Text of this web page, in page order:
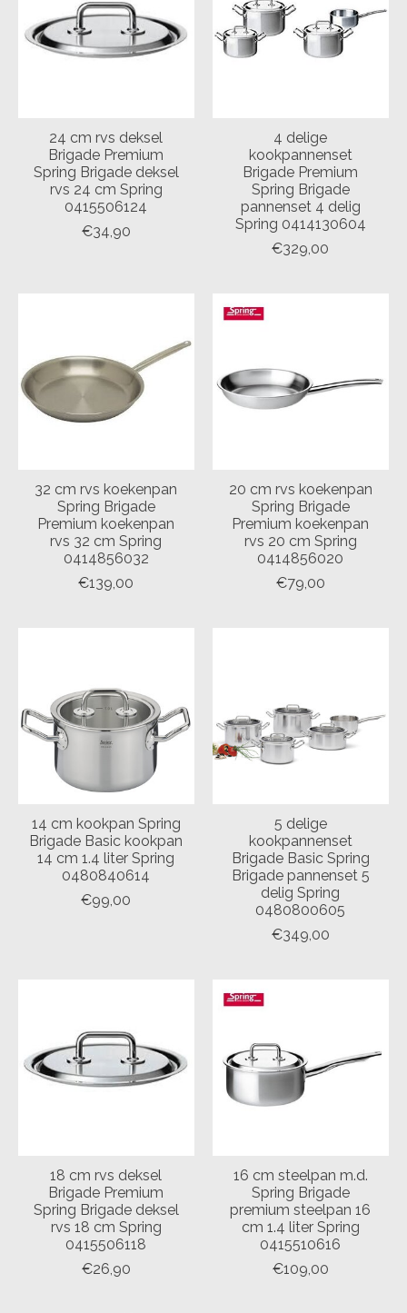
24 cm rvs deksel
Brigade Premium
Spring Brigade deksel
rvs 24 cm Spring
0415506124
€34,90
4 delige
kookpannenset
Brigade Premium
Spring Brigade
pannenset 4 delig
Spring 0414130604
€329,00
32 cm rvs koekenpan
Spring Brigade
Premium koekenpan
rvs 32 cm Spring
0414856032
€139,00
20 cm rvs koekenpan
Spring Brigade
Premium koekenpan
rvs 20 cm Spring
0414856020
€79,00
14 cm kookpan Spring
Brigade Basic kookpan
14 cm 1.4 liter Spring
0480840614
€99,00
5 delige
kookpannenset
Brigade Basic Spring
Brigade pannenset 5
delig Spring
0480800605
€349,00
18 cm rvs deksel
Brigade Premium
Spring Brigade deksel
rvs 18 cm Spring
0415506118
€26,90
16 cm steelpan m.d.
Spring Brigade
premium steelpan 16
cm 1.4 liter Spring
0415510616
€109,00